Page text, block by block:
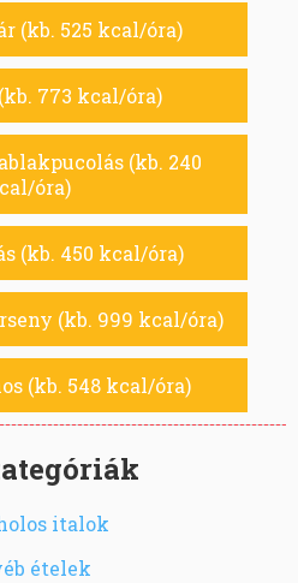
(kb. 525 kcal/óra)
773 kcal/óra)
(kb. 240
óra)
(kb. 450 kcal/óra)
(kb. 999 kcal/óra)
(kb. 548 kcal/óra)
italok
ételek